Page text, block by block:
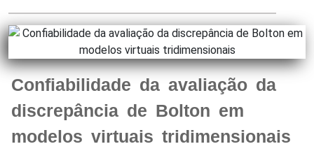
Confiabilidade da avaliação da
discrepância de Bolton em
modelos virtuais tridimensionais